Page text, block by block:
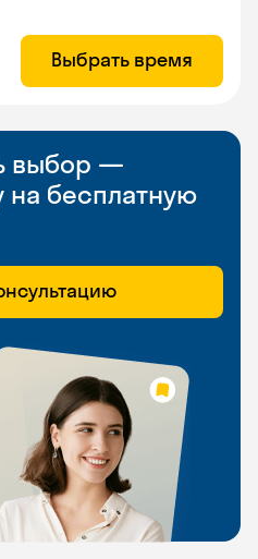
Выбрать время
выбор —
на бесплатную